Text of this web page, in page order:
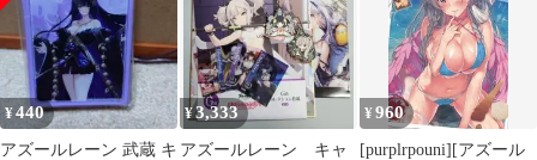
¥440
アズールレーン 武蔵 キ
¥3,333
アズールレーン キャ
¥960
[purplrpouni][アズール